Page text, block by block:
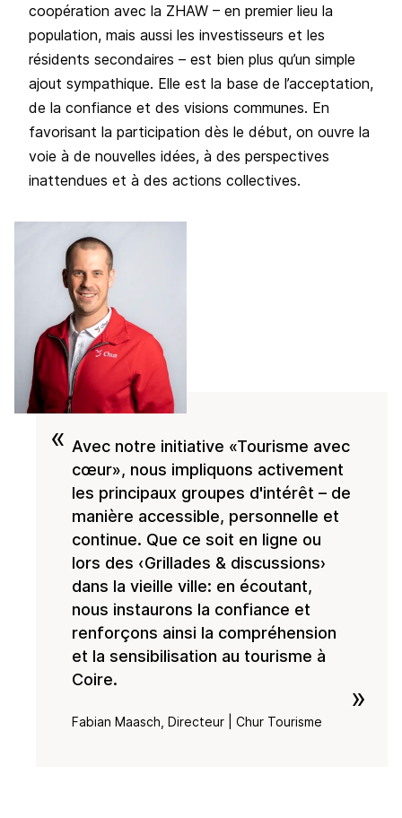
coopération avec la ZHAW – en premier lieu la
population, mais aussi les investisseurs et les
résidents secondaires – est bien plus qu’un simple
ajout sympathique. Elle est la base de l’acceptation,
de la confiance et des visions communes. En
favorisant la participation dès le début, on ouvre la
voie à de nouvelles idées, à des perspectives
inattendues et à des actions collectives.
« Avec notre initiative «Tourisme avec
cœur», nous impliquons activement
les principaux groupes d'intérêt – de
manière accessible, personnelle et
continue. Que ce soit en ligne ou
lors des ‹Grillades & discussions›
dans la vieille ville: en écoutant,
nous instaurons la confiance et
renforçons ainsi la compréhension
et la sensibilisation au tourisme à
Coire.
»
Fabian Maasch, Directeur | Chur Tourisme